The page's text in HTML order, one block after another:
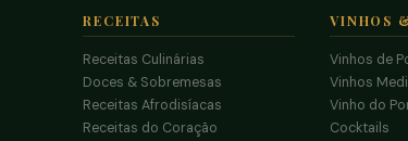
RECEITAS
Receitas Culinárias
Doces & Sobremesas
Receitas Afrodisíacas
Receitas do Coração
VINHOS
Vinhos de
Vinhos
Vinho do
Cocktails